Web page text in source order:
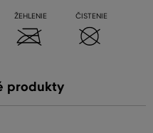
ŽEHLENIE ČISTENIE
produkty